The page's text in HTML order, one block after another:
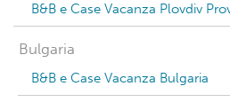
B&B e Case Vacanza Plovdiv
Bulgaria
B&B e Case Vacanza Bulgaria